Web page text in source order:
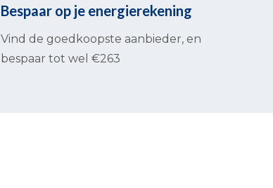
Bespaar op je energierekening
Vind de goedkoopste aanbieder, en
bespaar tot wel €263